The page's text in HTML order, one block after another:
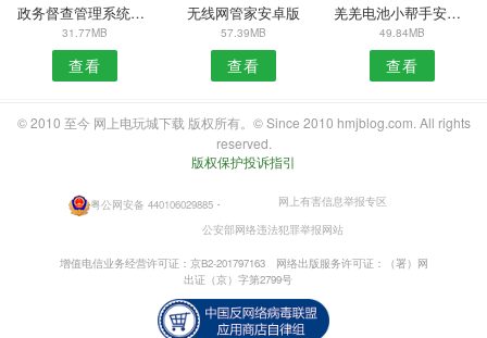
政务督查管理系统安卓版
31.77MB
查看
无线网管家安卓版
57.39MB
查看
羌羌电池小帮手安卓版
49.84MB
查看
© 2010 至今 网上电玩城下载 版权所有。© Since 2010 hmjblog.com. All rights
reserved.
版权保护投诉指引
粤公网安备 440106029885・
网上有害信息举报专区
公安部网络违法犯罪举报网站
增值电信业务经营许可证：京B2-201797163
网络出版服务许可证：（署）网
出证（京）字第2799号